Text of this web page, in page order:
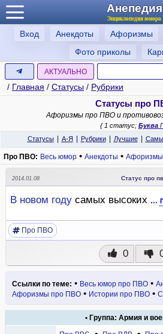
Анепедия
Энциклопедия юмора
Вход Анекдоты Афоризмы
Фото приколы
АКТУАЛЬНО
/ Главная / Статусы / Рубрики
Статусы про
Афоризмы про ПВО и
{ 1 статус; Буква
Статусы
А-Я Рубрики Лучшие
Про ПВО: Весь юмор • Анекдоты • Афоризмы
2014.01.08 Статус про
В новом году самых высоких
Про ПВО
0
Ссылки по теме: • Весь юмор про ПВО •
Афоризмы про ПВО • Истории про ПВО •
• Группа: Армия и